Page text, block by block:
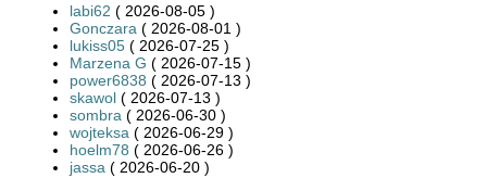
labi62 ( 2026-08-05 )
Gonczara ( 2026-08-01 )
lukiss05 ( 2026-07-25 )
Marzena G ( 2026-07-15 )
power6838 ( 2026-07-13 )
skawol ( 2026-07-13 )
sombra ( 2026-06-30 )
wojteksa ( 2026-06-29 )
hoelm78 ( 2026-06-26 )
jassa ( 2026-06-20 )